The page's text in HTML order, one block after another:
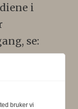
i
se:
fribruker vi